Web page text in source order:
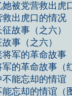
被党营救出虎
出虎口的情况
故事（之六）
事（之六）
军的革命故事
的革命故事（
能忘却的情谊
忘却的情谊（